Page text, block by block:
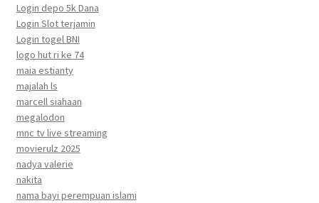
Login depo 5k Dana
Login Slot terjamin
Login togel BNI
logo hut ri ke 74
maia estianty
majalah ls
marcell siahaan
megalodon
mnc tv live streaming
movierulz 2025
nadya valerie
nakita
nama bayi perempuan islami